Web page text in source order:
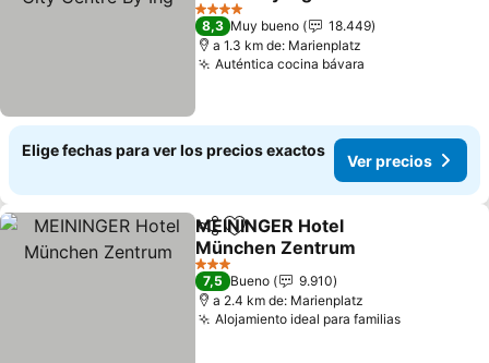
Ver precios
4 Estrellas
8,3 Muy bueno
18.449
a 1.3 km de: Marienplatz
Auténtica cocina bávara
Elige fechas para ver los precios exactos
Ver precios
CompartirAgregar a favoritos
MEININGER Hotel
München Zentrum
Ver precios
3 Estrellas
7,5 Bueno
9.910
a 2.4 km de: Marienplatz
Alojamiento ideal para familiasVer